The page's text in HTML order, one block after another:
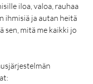
iloa, valoa, rauhaa
ihmisiä ja autan heitä
sen, mitä me kaikki jo